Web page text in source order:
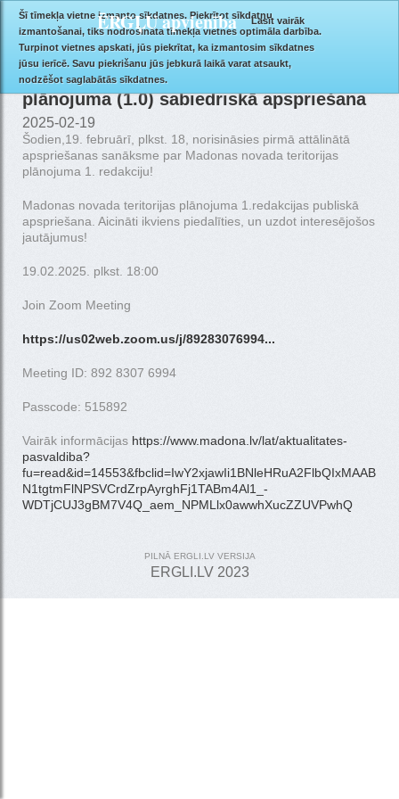
Šī tīmekļa vietne izmanto sīkdatnes. Piekrītot sīkdatņu
izmantošanai, tiks nodrošināta tīmekļa vietnes optimāla darbība.
Turpinot vietnes apskati, jūs piekrītat, ka izmantosim sīkdatnes
jūsu ierīcē. Savu piekrišanu jūs jebkurā laikā varat atsaukt,
nodzēšot saglabātās sīkdatnes.
Lasīt vairāk
ĒRGĻU apvienība
Uzsākta Madonas novada teritorijas
plānojuma (1.0) sabiedriskā apspriešana
2025-02-19
Šodien,19. februārī, plkst. 18, norisināsies pirmā attālinātā
apspriešanas sanāksme par Madonas novada teritorijas
plānojuma 1. redakciju!
Madonas novada teritorijas plānojuma 1.redakcijas publiskā
apspriešana. Aicināti ikviens piedalīties, un uzdot interesējošos
jautājumus!
19.02.2025. plkst. 18:00
Join Zoom Meeting
https://us02web.zoom.us/j/89283076994...
Meeting ID: 892 8307 6994
Passcode: 515892
Vairāk informācijas https://www.madona.lv/lat/aktualitates-
pasvaldiba?
N1tgtmFlNPSVCrdZrpAyrghFj1TABm4Al1_-
WDTjCUJ3gBM7V4Q_aem_NPMLlx0awwhXucZZUVPwhQ
PILNĀ ERGLI.LV VERSIJA
ERGLI.LV 2023